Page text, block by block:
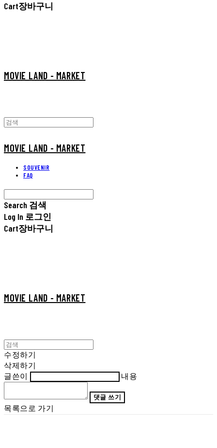
Cart장바구니
MOVIE LAND - MARKET
MOVIE LAND - MARKET
SOUVENIR
FAQ
Search 검색
Log In 로그인
Cart장바구니
MOVIE LAND - MARKET
수정하기
삭제하기
글쓴이
내용
댓글 쓰기
목록으로 가기